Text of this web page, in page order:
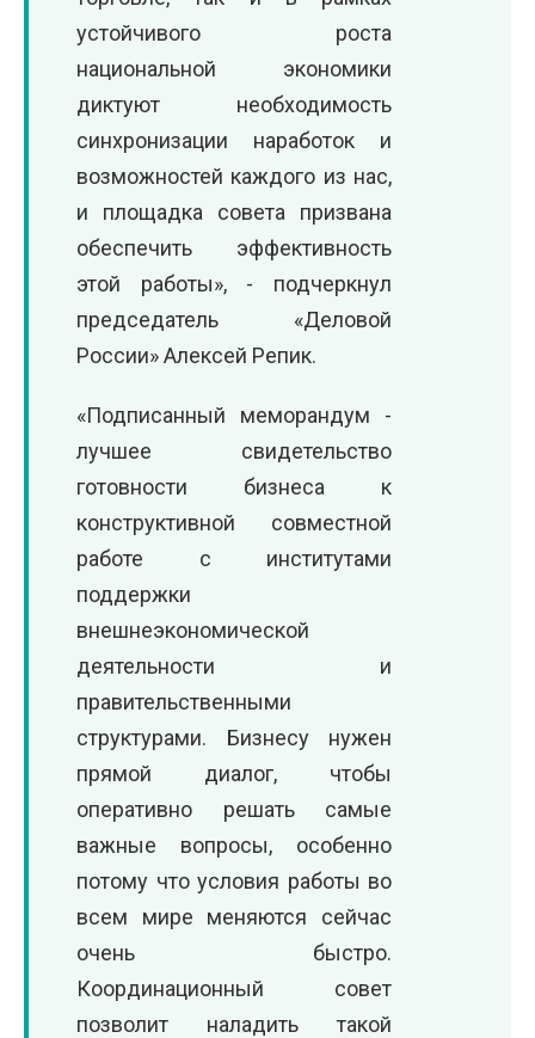
устойчивого роста
национальной экономики
диктуют необходимость
синхронизации наработок и
возможностей каждого из нас,
и площадка совета призвана
обеспечить эффективность
этой работы», - подчеркнул
председатель «Деловой
России» Алексей Репик.
«Подписанный меморандум -
лучшее свидетельство
готовности бизнеса к
конструктивной совместной
работе с институтами
поддержки
внешнеэкономической
деятельности и
правительственными
структурами. Бизнесу нужен
прямой диалог, чтобы
оперативно решать самые
важные вопросы, особенно
потому что условия работы во
всем мире меняются сейчас
очень быстро.
Координационный совет
позволит наладить такой